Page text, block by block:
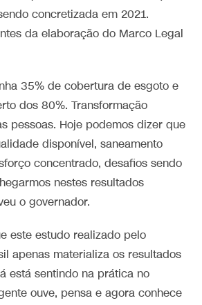
concretizada em 2021.
da elaboração do Marco Legal
35% de cobertura de esgoto e
dos 80%. Transformação
pessoas. Hoje podemos dizer que
disponível, saneamento
concentrado, desafios sendo
nestes resultados
o governador.
este estudo realizado pelo
apenas materializa os resultados
está sentindo na prática no
ouve, pensa e agora conhece